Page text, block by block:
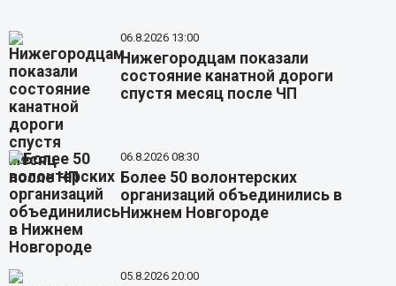
06.8.2026 13:00
Нижегородцам показали
состояние канатной дороги
спустя месяц после ЧП
06.8.2026 08:30
Более 50 волонтерских
организаций объединились в
Нижнем Новгороде
05.8.2026 20:00